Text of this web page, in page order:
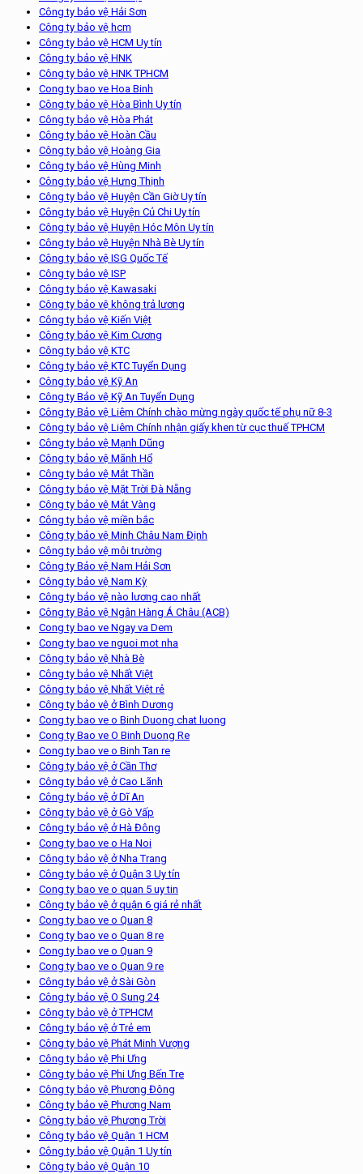
Công ty bảo vệ Hải Sơn
Công ty bảo vệ hcm
Công ty bảo vệ HCM Uy tín
Công ty bảo vệ HNK
Công ty bảo vệ HNK TPHCM
Cong ty bao ve Hoa Binh
Công ty bảo vệ Hòa Bình Uy tín
Công ty bảo vệ Hòa Phát
Công ty bảo vệ Hoàn Cầu
Công ty bảo vệ Hoàng Gia
Công ty bảo vệ Hùng Minh
Công ty bảo vệ Hưng Thịnh
Công ty bảo vệ Huyện Cần Giờ Uy tín
Công ty bảo vệ Huyện Củ Chi Uy tín
Công ty bảo vệ Huyện Hóc Môn Uy tín
Công ty bảo vệ Huyện Nhà Bè Uy tín
Công ty bảo vệ ISG Quốc Tế
Công ty bảo vệ ISP
Công ty bảo vệ Kawasaki
Công ty bảo vệ không trả lương
Công ty bảo vệ Kiến Việt
Công ty bảo vệ Kim Cương
Công ty bảo vệ KTC
Công ty bảo vệ KTC Tuyển Dụng
Công ty bảo vệ Kỹ An
Công ty Bảo vệ Kỹ An Tuyển Dụng
Công ty Bảo vệ Liêm Chính chào mừng ngày quốc tế phụ nữ 8-3
Công ty bảo vệ Liêm Chính nhận giấy khen từ cục thuế TPHCM
Công ty bảo vệ Mạnh Dũng
Công ty bảo vệ Mãnh Hổ
Công ty bảo vệ Mắt Thần
Công ty bảo vệ Mặt Trời Đà Nẵng
Công ty bảo vệ Mắt Vàng
Công ty bảo vệ miền bắc
Công ty bảo vệ Minh Châu Nam Định
Công ty bảo vệ môi trường
Công ty Bảo vệ Nam Hải Sơn
Công ty bảo vệ Nam Kỳ
Công ty bảo vệ nào lương cao nhất
Công ty Bảo vệ Ngân Hàng Á Châu (ACB)
Cong ty bao ve Ngay va Dem
Cong ty bao ve nguoi mot nha
Công ty bảo vệ Nhà Bè
Công ty bảo vệ Nhất Việt
Công ty bảo vệ Nhất Việt rẻ
Công ty bảo vệ ở Bình Dương
Cong ty bao ve o Binh Duong chat luong
Cong ty Bao ve O Binh Duong Re
Cong ty bao ve o Binh Tan re
Công ty bảo vệ ở Cần Thơ
Công ty bảo vệ ở Cao Lãnh
Công ty bảo vệ ở Dĩ An
Công ty bảo vệ ở Gò Vấp
Công ty bảo vệ ở Hà Đông
Cong ty bao ve o Ha Noi
Công ty bảo vệ ở Nha Trang
Công ty bảo vệ ở Quận 3 Uy tín
Cong ty bao ve o quan 5 uy tin
Công ty bảo vệ ở quận 6 giá rẻ nhất
Cong ty bao ve o Quan 8
Cong ty bao ve o Quan 8 re
Cong ty bao ve o Quan 9
Cong ty bao ve o Quan 9 re
Công ty bảo vệ ở Sài Gòn
Công ty bảo vệ O Sung 24
Công ty bảo vệ ở TPHCM
Công ty bảo vệ ở Trẻ em
Công ty bảo vệ Phát Minh Vượng
Công ty bảo vệ Phi Ưng
Công ty bảo vệ Phi Ưng Bến Tre
Công ty bảo vệ Phương Đông
Công ty bảo vệ Phương Nam
Công ty bảo vệ Phương Trời
Công ty bảo vệ Quận 1 HCM
Công ty bảo vệ Quận 1 Uy tín
Công ty bảo vệ Quận 10